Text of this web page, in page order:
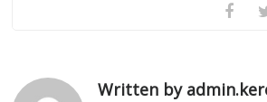
Written by